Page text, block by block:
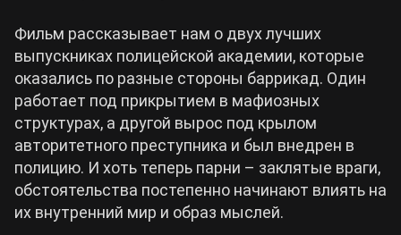
Фильм рассказывает нам о двух лучших
выпускниках полицейской академии, которые
оказались по разные стороны баррикад. Один
работает под прикрытием в мафиозных
структурах, а другой вырос под крылом
авторитетного преступника и был внедрен в
полицию. И хоть теперь парни – заклятые враги,
обстоятельства постепенно начинают влиять на
их внутренний мир и образ мыслей.